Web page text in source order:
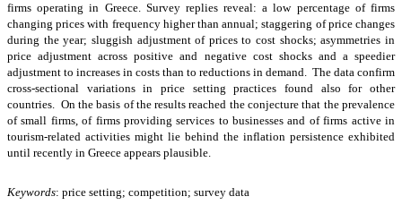
firms operating in Greece. Survey replies reveal: a low percentage of firms
changing prices with frequency higher than annual; staggering of price changes
during the year; sluggish adjustment of prices to cost shocks; asymmetries in
price adjustment across positive and negative cost shocks and a speedier
adjustment to increases in costs than to reductions in demand. The data confirm
cross-sectional variations in price setting practices found also for other
countries. On the basis of the results reached the conjecture that the prevalence
of small firms, of firms providing services to businesses and of firms active in
tourism-related activities might lie behind the inflation persistence exhibited
until recently in Greece appears plausible.
Keywords: price setting; competition; survey data